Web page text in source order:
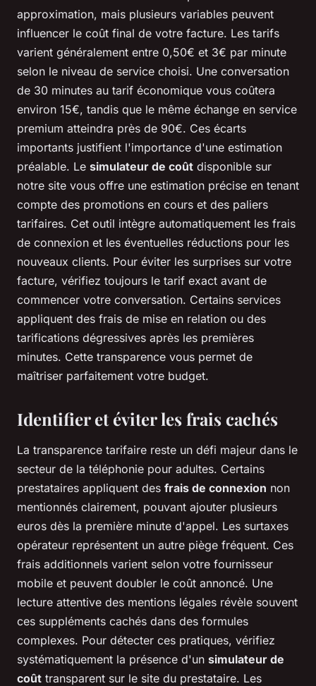
approximation, mais plusieurs variables peuvent
influencer le coût final de votre facture. Les tarifs
varient généralement entre 0,50€ et 3€ par minute
selon le niveau de service choisi. Une conversation
de 30 minutes au tarif économique vous coûtera
environ 15€, tandis que le même échange en service
premium atteindra près de 90€. Ces écarts
importants justifient l'importance d'une estimation
préalable. Le simulateur de coût disponible sur
notre site vous offre une estimation précise en tenant
compte des promotions en cours et des paliers
tarifaires. Cet outil intègre automatiquement les frais
de connexion et les éventuelles réductions pour les
nouveaux clients. Pour éviter les surprises sur votre
facture, vérifiez toujours le tarif exact avant de
commencer votre conversation. Certains services
appliquent des frais de mise en relation ou des
tarifications dégressives après les premières
minutes. Cette transparence vous permet de
maîtriser parfaitement votre budget.
Identifier et éviter les frais cachés
La transparence tarifaire reste un défi majeur dans le
secteur de la téléphonie pour adultes. Certains
prestataires appliquent des frais de connexion non
mentionnés clairement, pouvant ajouter plusieurs
euros dès la première minute d'appel. Les surtaxes
opérateur représentent un autre piège fréquent. Ces
frais additionnels varient selon votre fournisseur
mobile et peuvent doubler le coût annoncé. Une
lecture attentive des mentions légales révèle souvent
ces suppléments cachés dans des formules
complexes. Pour détecter ces pratiques, vérifiez
systématiquement la présence d'un simulateur de
coût transparent sur le site du prestataire. Les